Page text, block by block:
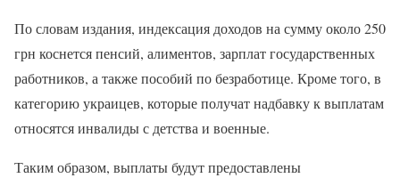
По словам издания, индексация доходов на сумму около 250
грн коснется пенсий, алиментов, зарплат государственных
работников, а также пособий по безработице. Кроме того, в
категорию украицев, которые получат надбавку к выплатам
относятся инвалиды с детства и военные.
Таким образом, выплаты будут предоставлены